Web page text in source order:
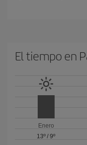
El tiempo en
Enero
13º /9º